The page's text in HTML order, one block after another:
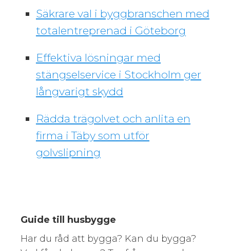
Säkrare val i byggbranschen med
totalentreprenad i Göteborg
Effektiva lösningar med
stängselservice i Stockholm ger
långvarigt skydd
Rädda trägolvet och anlita en
firma i Täby som utför
golvslipning
Guide till husbygge
Har du råd att bygga? Kan du bygga?